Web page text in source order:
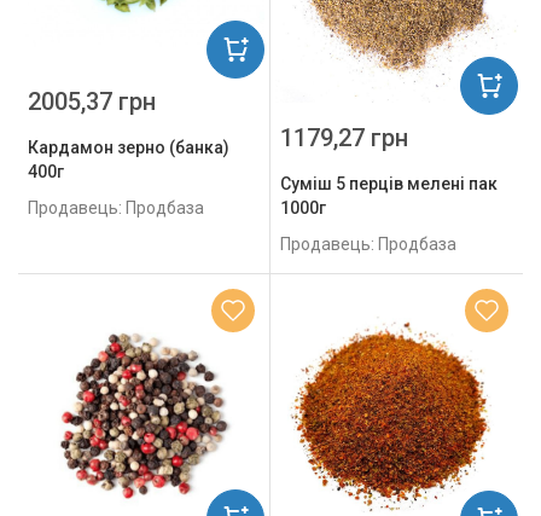
Кардамон зерно (банка)
400г
Продавець: Продбаза
2005,37 грн
Суміш 5 перців мелені пак
1000г
Продавець: Продбаза
1179,27 грн